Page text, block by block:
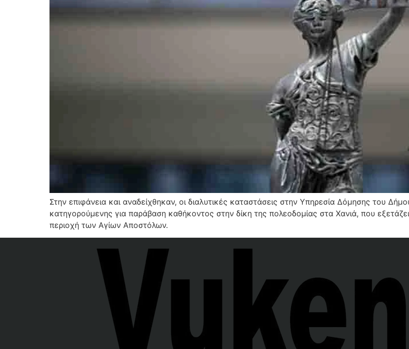
Στην επιφάνεια και αναδείχθηκαν, οι διαλυτικές καταστάσεις στην Υπηρεσία Δόμησης του
κατηγορούμενης για παράβαση καθήκοντος στην δίκη της πολεοδομίας στα Χανιά, που
περιοχή των Αγίων Αποστόλων.